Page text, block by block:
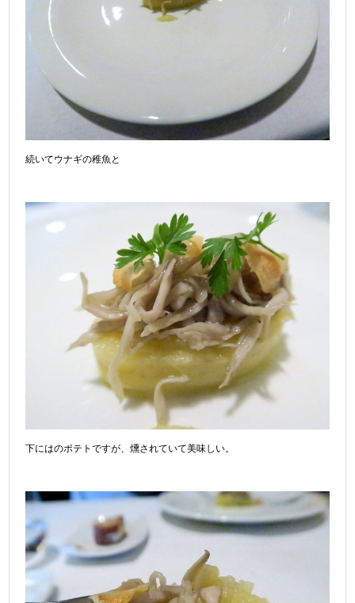
続いてウナギの稚魚と
下にはのポテトですが、燻されていて美味しい。